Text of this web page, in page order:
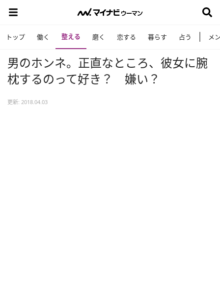
トップ 働く 整える 磨く 恋する 暮らす 占う メ
男のホンネ。正直なところ、彼女に腕
枕するのって好き？ 嫌い？
更新: 2018.04.03